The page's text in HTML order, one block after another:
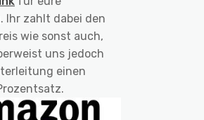
Ihr zahlt dabei den
wie sonst auch,
uns jedoch
einen